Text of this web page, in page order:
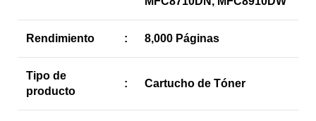
Rendimiento : 8,000 Páginas
Tipo de
producto
: Cartucho de Tóner